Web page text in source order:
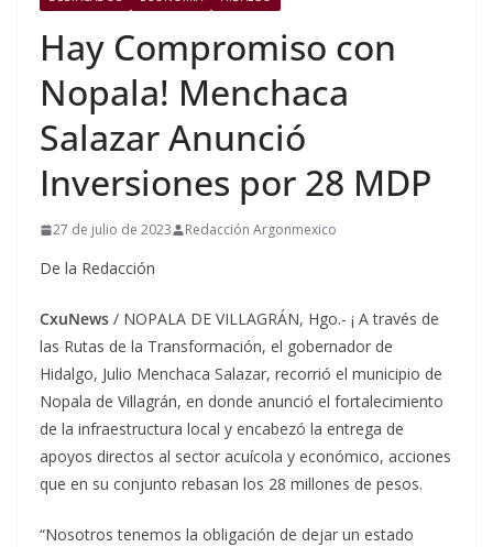
Hay Compromiso con
Nopala! Menchaca
Salazar Anunció
Inversiones por 28 MDP
27 de julio de 2023 Redacción Argonmexico
De la Redacción
CxuNews / NOPALA DE VILLAGRÁN, Hgo.- ¡ A través de
las Rutas de la Transformación, el gobernador de
Hidalgo, Julio Menchaca Salazar, recorrió el municipio de
Nopala de Villagrán, en donde anunció el fortalecimiento
de la infraestructura local y encabezó la entrega de
apoyos directos al sector acuícola y económico, acciones
que en su conjunto rebasan los 28 millones de pesos.
“Nosotros tenemos la obligación de dejar un estado